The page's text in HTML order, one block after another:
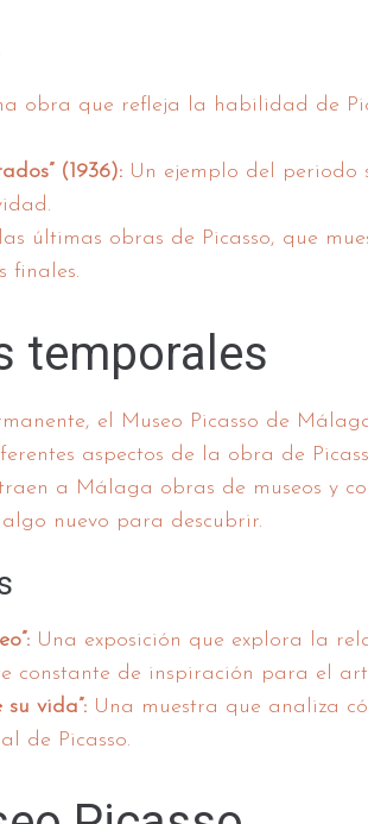
obra que refleja la habilidad de
(1936): Un ejemplo del periodo
últimas obras de Picasso, que
finales.
temporales
el Museo Picasso de
aspectos de la obra de
a Málaga obras de museos y
nuevo para descubrir.
Una exposición que explora la
constante de inspiración para el
su vida”: Una muestra que analiza
de Picasso.